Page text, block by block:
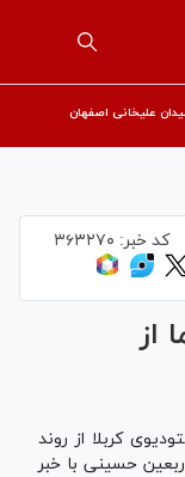
علیخانی اصفهان
کد خبر: ۳۶۳۲۷۰
از
کربلا از روند
حسینی با خبر